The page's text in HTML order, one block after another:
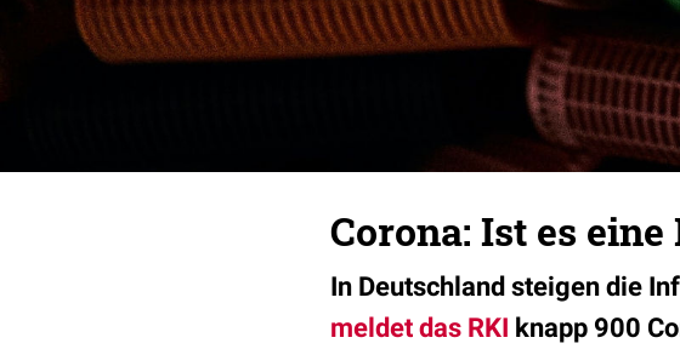
Corona: Ist es
In Deutschland steigen die
meldet das RKI knapp 900